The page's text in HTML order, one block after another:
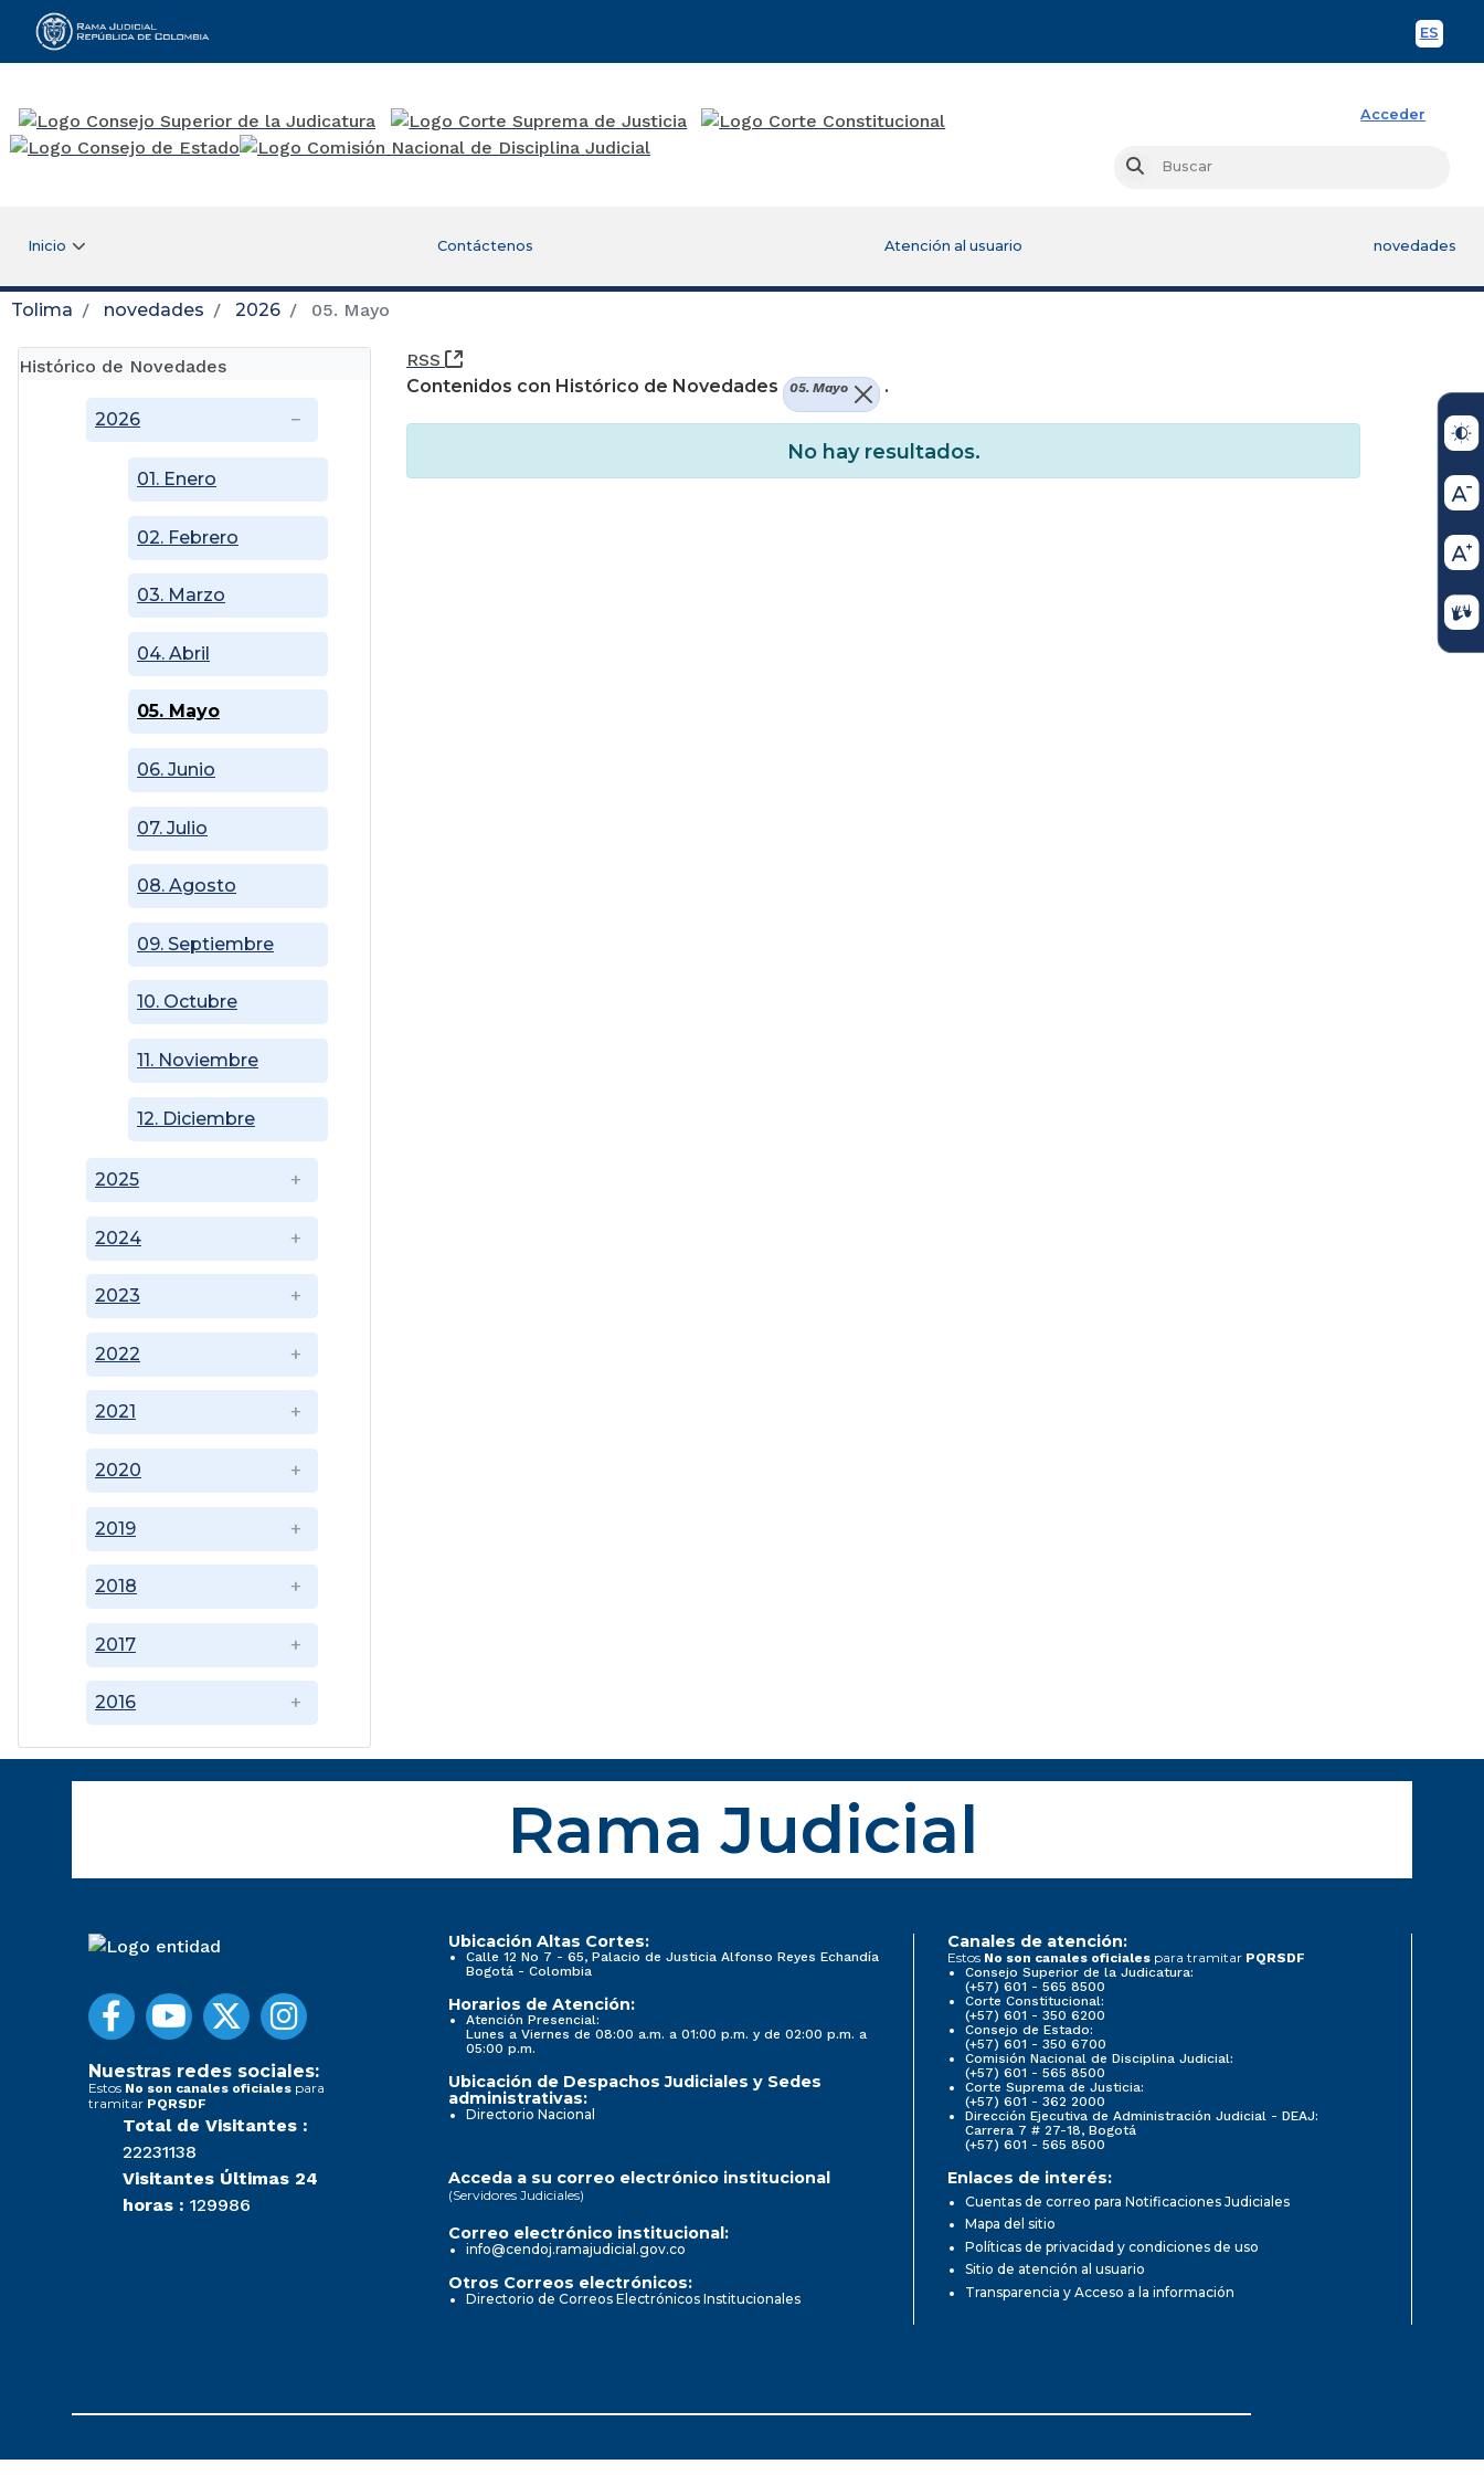
ES
Rama Judicial
Acceder
Buscar
Inicio Contáctenos Atención al usuario novedades
Tolima novedades 2026 05. Mayo
Histórico de Novedades
2016
2017
2018
2019
2020
2021
2022
2023
2024
2025
2026
01. Enero
02. Febrero
03. Marzo
04. Abril
05. Mayo
06. Junio
07. Julio
08. Agosto
09. Septiembre
10. Octubre
11. Noviembre
12. Diciembre
RSS
(Abre una nueva ventana)
Contenidos con Histórico de Novedades
05. Mayo .
No hay resultados.
Rama Judicial
Nuestras redes sociales:
Estos No son canales oficiales para
tramitar PQRSDF
Total de Visitantes :
22231138
Visitantes Últimas 24
horas : 129986
Ubicación Altas Cortes:
Calle 12 No 7 - 65, Palacio de Justicia Alfonso Reyes Echandía
Bogotá - Colombia
Horarios de Atención:
Atención Presencial:
Lunes a Viernes de 08:00 a.m. a 01:00 p.m. y de 02:00 p.m. a
05:00 p.m.
Ubicación de Despachos Judiciales y Sedes
administrativas:
Directorio Nacional
Canales de atención:
Estos No son canales oficiales para tramitar PQRSDF
Consejo Superior de la Judicatura:
(+57) 601 - 565 8500
Corte Constitucional:
(+57) 601 - 350 6200
Consejo de Estado:
(+57) 601 - 350 6700
Comisión Nacional de Disciplina Judicial:
(+57) 601 - 565 8500
Corte Suprema de Justicia:
(+57) 601 - 362 2000
Dirección Ejecutiva de Administración Judicial - DEAJ:
Carrera 7 # 27-18, Bogotá
(+57) 601 - 565 8500
Acceda a su correo electrónico institucional
(Servidores Judiciales)
Correo electrónico institucional:
info@cendoj.ramajudicial.gov.co
Otros Correos electrónicos:
Directorio de Correos Electrónicos Institucionales
Enlaces de interés:
Cuentas de correo para Notificaciones Judiciales
Mapa del sitio
Políticas de privacidad y condiciones de uso
Sitio de atención al usuario
Transparencia y Acceso a la información